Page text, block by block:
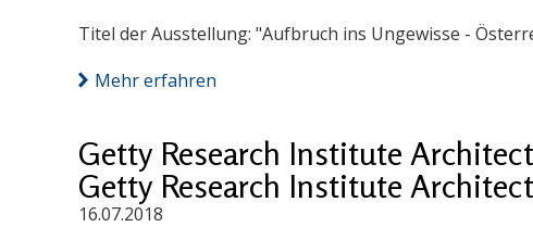
Titel der Ausstellung: "Aufbruch ins Ungewisse -
Mehr erfahren
Getty Research Institute
Getty Research Institute
16.07.2018